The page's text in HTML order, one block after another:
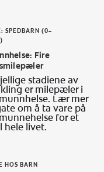
SPEDBARN (0–
Fire
stadiene av
er milepæler i
Lær mer
om å ta vare på
for et
hele livet.
HOS BARN